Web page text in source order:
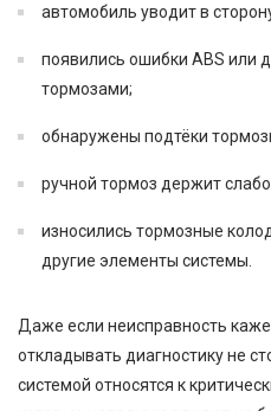
автомобиль уводит в
появились ошибки ABS или
тормозами;
обнаружены подтёки
ручной тормоз держит
износились тормозные
другие элементы системы.
Даже если неисправность
откладывать диагностику не
системой относятся к